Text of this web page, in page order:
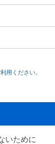
用ください。
いために